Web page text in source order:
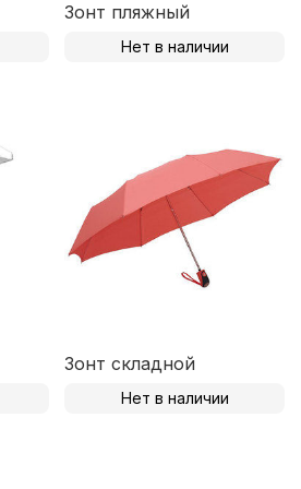
Зонт пляжный
Нет в наличии
Зонт складной
Нет в наличии